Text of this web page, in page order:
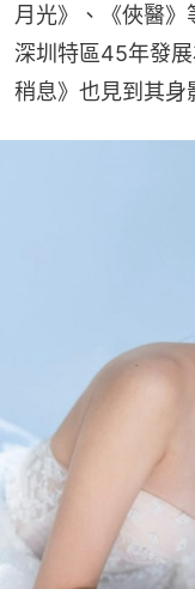
月光》、《俠醫
深圳特區45年發
稍息》也見到其身